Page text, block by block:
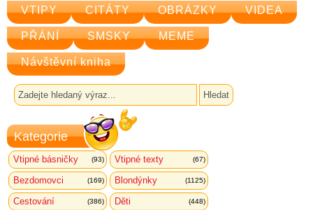
VTIPY CITÁTY OBRÁZKY VIDEA
PŘÁNÍ SMSKY MEME
Návštěvní kniha
Kategorie
Vtipné básničky (93) Vtipné texty (67)
Bezdomovci (169) Blondýnky (1125)
Cestování (386) Děti (448)